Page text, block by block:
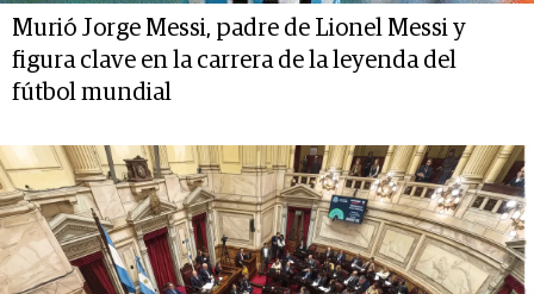
Murió Jorge Messi, padre de Lionel Messi y
figura clave en la carrera de la leyenda del
fútbol mundial